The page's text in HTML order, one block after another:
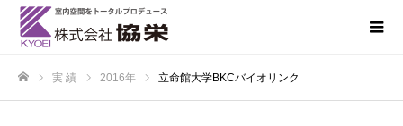
実 績 2016年 立命館大学BKCバイオリンク